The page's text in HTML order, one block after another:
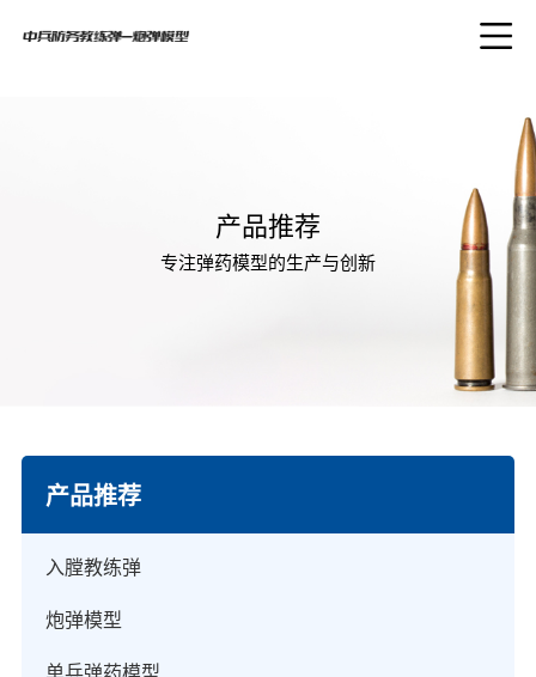
产品推荐
专注弹药模型的生产与创新
产品推荐
入膛教练弹
炮弹模型